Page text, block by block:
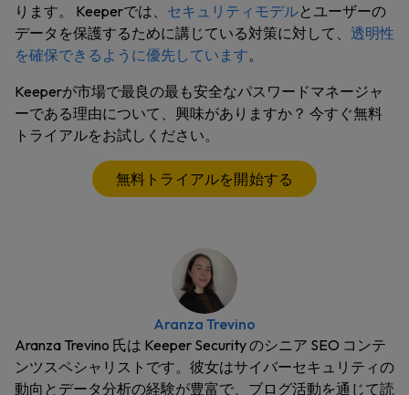
ります。 Keeperでは、 セキュリティモデルとユーザーの
データを保護するために講じている対策に対して、 透明性
を確保できるように優先しています。
Keeperが市場で最良の最も安全なパスワードマネージャ
ーである理由について、興味がありますか？ 今すぐ無料
トライアルをお試しください。
無料トライアルを開始する
Aranza Trevino
Aranza Trevino 氏は Keeper Security のシニア SEO コンテ
ンツスペシャリストです。彼女はサイバーセキュリティの
動向とデータ分析の経験が豊富で、ブログ活動を通じて読